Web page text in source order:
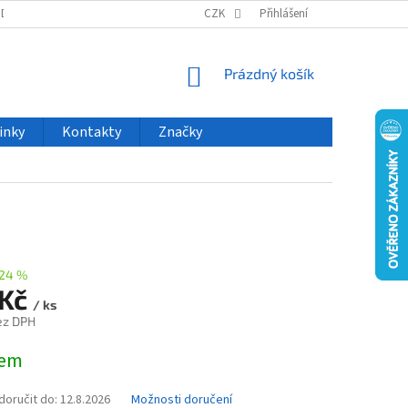
VELKOOBCHOD ČASTO KLADENÉ DOTAZY
CZK Přihlášení
NÁKUPNÍ
Prázdný košík
Kontakty Značky
%
/ ks
DPH
do: 12.8.2026 Možnosti doručení